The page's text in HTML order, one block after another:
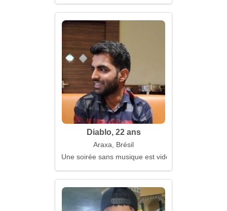
Diablo, 22 ans
Araxa, Brésil
Une soirée sans musique est vide